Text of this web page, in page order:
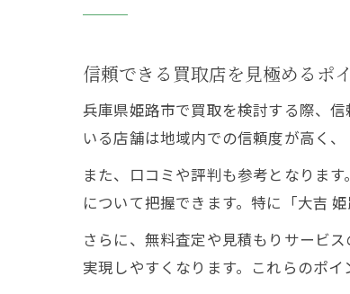
信頼できる買取店を見極めるポ
兵庫県姫路市で買取を検討する際、
いる店舗は地域内での信頼度が高く、
また、口コミや評判も参考となりま
について把握できます。特に「大吉
さらに、無料査定や見積もりサービ
実現しやすくなります。これらのポ